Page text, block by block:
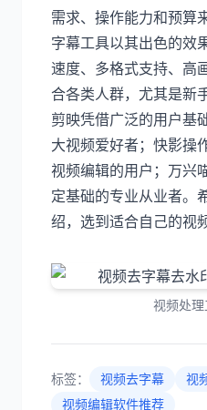
需求、操作能力和预算
字幕工具以其出色的效
速度、多格式支持、高
合各类人群，尤其是新
剪映凭借广泛的用户基
大视频爱好者；快影操
视频编辑的用户；万兴
定基础的专业从业者。
绍，选到适合自己的视
视频处
标签： 视频去字幕 视
视频编辑软件推荐